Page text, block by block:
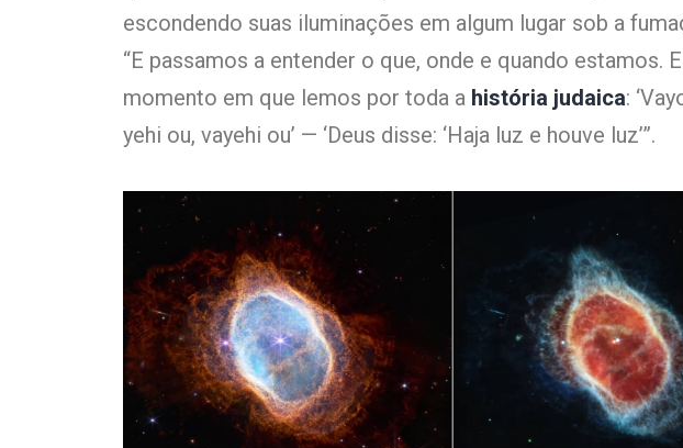
escondendo suas iluminações em algum lugar sob a
“E passamos a entender o que, onde e quando estamos.
momento em que lemos por toda a história judaica:
yehi ou, vayehi ou’ — ‘Deus disse: ‘Haja luz e houve luz’”.